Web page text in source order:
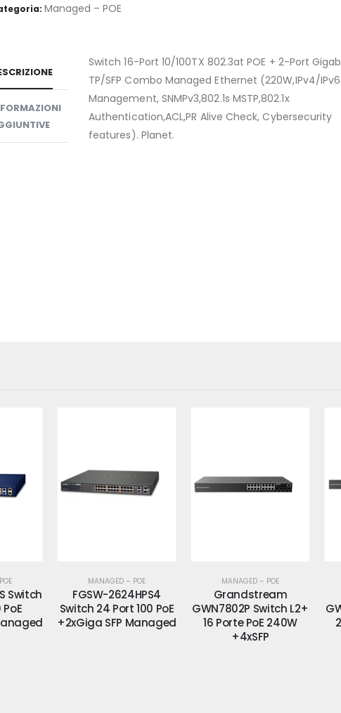
Managed – POE
Switch 16-Port 10/100TX 802.3at POE + 2-Port
TP/SFP Combo Managed Ethernet (220W,IPv4/IPv6
Management, SNMPv3,802.1s MSTP,802.1x
Authentication,ACL,PR Alive Check, Cybersecurity
features). Planet.
PoE
MANAGED – POE
Grandstream
GWN7802P Switch L2+
16 Porte PoE 240W
MANAGED – POE
Grandstream
GWN7803P Switch L2+
24 Porte PoE 360W
+4xSFP